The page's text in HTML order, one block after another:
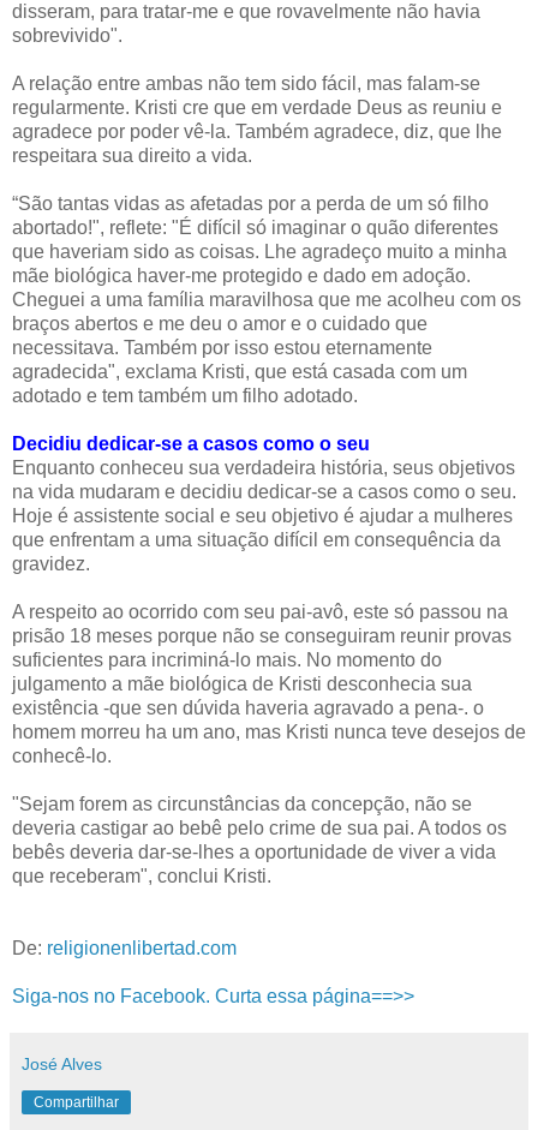
disseram, para tratar-me e que rovavelmente não havia
sobrevivido".
A relação entre ambas não tem sido fácil, mas falam-se
regularmente. Kristi cre que em verdade Deus as reuniu e
agradece por poder vê-la. Também agradece, diz, que lhe
respeitara sua direito a vida.
“São tantas vidas as afetadas por a perda de um só filho
abortado!", reflete: "É difícil só imaginar o quão diferentes
que haveriam sido as coisas. Lhe agradeço muito a minha
mãe biológica haver-me protegido e dado em adoção.
Cheguei a uma família maravilhosa que me acolheu com os
braços abertos e me deu o amor e o cuidado que
necessitava. Também por isso estou eternamente
agradecida", exclama Kristi, que está casada com um
adotado e tem também um filho adotado.
Decidiu dedicar-se a casos como o seu
Enquanto conheceu sua verdadeira história, seus objetivos
na vida mudaram e decidiu dedicar-se a casos como o seu.
Hoje é assistente social e seu objetivo é ajudar a mulheres
que enfrentam a uma situação difícil em consequência da
gravidez.
A respeito ao ocorrido com seu pai-avô, este só passou na
prisão 18 meses porque não se conseguiram reunir provas
suficientes para incriminá-lo mais. No momento do
julgamento a mãe biológica de Kristi desconhecia sua
existência -que sen dúvida haveria agravado a pena-. o
homem morreu ha um ano, mas Kristi nunca teve desejos de
conhecê-lo.
"Sejam forem as circunstâncias da concepção, não se
deveria castigar ao bebê pelo crime de sua pai. A todos os
bebês deveria dar-se-lhes a oportunidade de viver a vida
que receberam", conclui Kristi.
De: religionenlibertad.com
Siga-nos no Facebook. Curta essa página==>>
José Alves
Compartilhar